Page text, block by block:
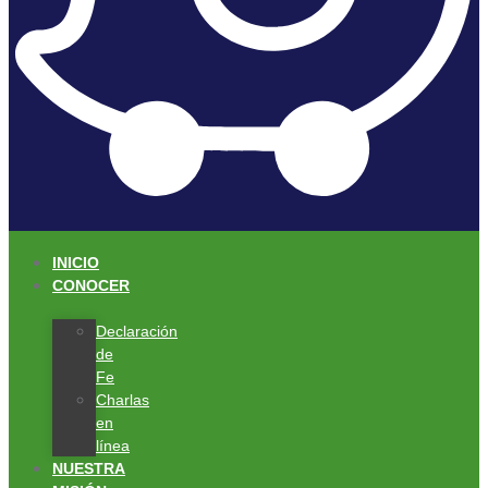
INICIO
CONOCER
Declaración
de
Fe
Charlas
en
línea
NUESTRA